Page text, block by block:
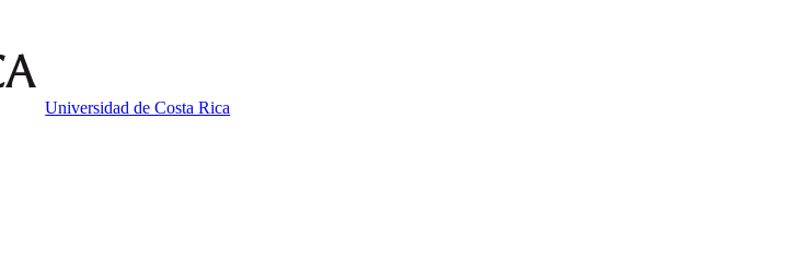
Universidad de Costa Rica